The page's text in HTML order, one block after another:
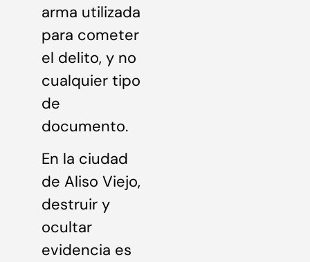
arma utilizada
para cometer
el delito, y no
cualquier tipo
de
documento.
En la ciudad
de Aliso Viejo,
destruir y
ocultar
evidencia es